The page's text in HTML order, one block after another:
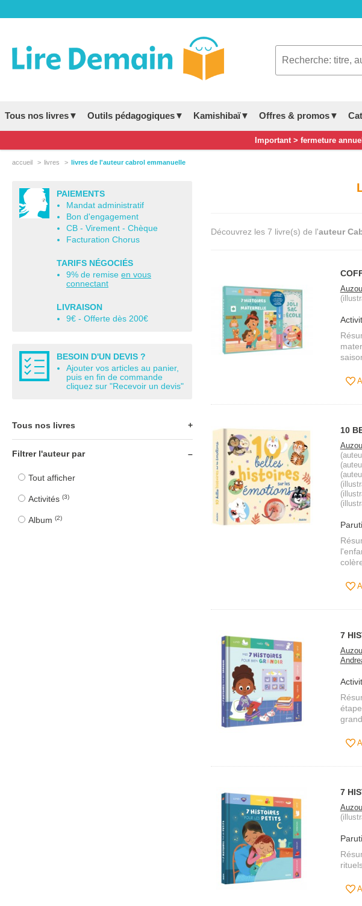
Tous nos livres▼ Outils pédagogiques▼ Kamishibaï▼ Offres & promos▼
Important > fermeture
accueil livres livres de l'auteur cabrol emmanuelle
PAIEMENTS
Mandat administratif
Bon d'engagement
CB - Virement - Chèque
Facturation Chorus
TARIFS NÉGOCIÉS
9% de remise en vous
connectant
LIVRAISON
9€ - Offerte dès 200€
BESOIN D'UN DEVIS ?
Ajouter vos articles au panier,
puis en fin de commande
cliquez sur "Recevoir un devis"
Tous nos livres
Tout le catalogue
Petite enfance
Maternelle
Filtrer l'auteur par
Tout afficher
Activités (3)
Album (2)
Découvrez les 7 livre(s) de l'auteur
Auzou
10
Auzou
7
Auzou
7
Auzou